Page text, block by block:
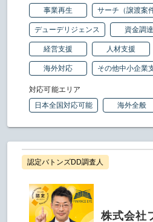
事業再生 サーチ（譲渡案
デューデリジェンス 資金調達
経営支援 人材支援
海外対応 その他中小企業
対応可能エリア
日本全国対応可能
海外全般
認定バトンズDD調査人
株式会社